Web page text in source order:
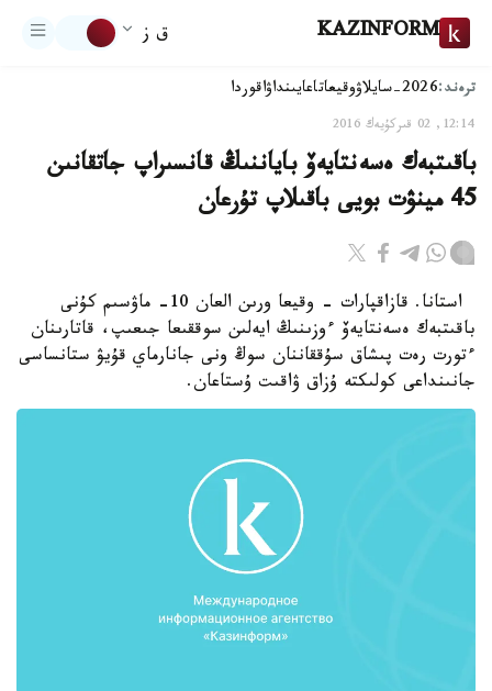
KAZINFORM ق ز
ترەند:2026-سايلاۋ وقيعاتاعايىنداۋاقوردا
12:14, 02 قىركۇيەك 2016
باقىتبەك ەسەنتايەۆ باياننىڭ قانسىراپ جاتقانىن
45 مينۋت بويى باقىلاپ تۇرعان
استانا. قازاقپارات - وقيعا ورىن العان 10- ماۋسىم كۇنى
باقىتبەك ەسەنتايەۆ ءوزىنىڭ ايەلىن سوققىعا جىعىپ، قاتارىنان
ءتورت رەت پىشاق سۇققاننان سوڭ ونى جانارماي قۇيۋ ستانساسى
جانىنداعى كولىكتە ۇزاق ۋاقىت ۇستاعان.